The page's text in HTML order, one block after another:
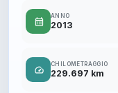
calendar_month
ANNO
2013
speed
CHILOMETRAGGIO
229.697 km